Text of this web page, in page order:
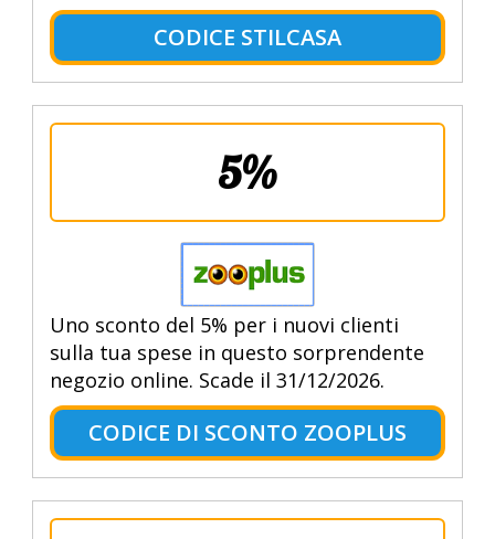
CODICE STILCASA
5%
Uno sconto del 5% per i nuovi clienti
sulla tua spese in questo sorprendente
negozio online. Scade il 31/12/2026.
CODICE DI SCONTO ZOOPLUS